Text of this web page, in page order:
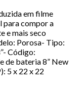
em filme
para compor a
e mais seco
Porosa- Tipo:
Código:
de bateria 8” New
5 x 22 x 22